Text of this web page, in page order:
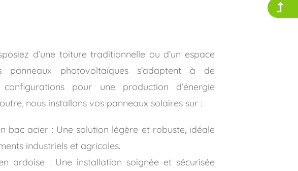
d’une toiture traditionnelle ou d’un espace
photovoltaïques s’adaptent à de
configurations pour une production d’énergie
nous installons vos panneaux solaires sur :
bac acier : Une solution légère et robuste, idéale
industriels et agricoles.
ardoise : Une installation soignée et sécurisée